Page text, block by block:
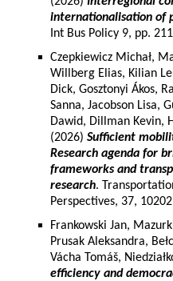
internationalisation of
Int Bus Policy 9, pp.
Czepkiewicz Michał,
Willberg Elias, Kilian
Dick, Gosztonyi Ákos,
Sanna, Jacobson Lisa,
Dawid, Dillman Kevin,
(2026) Sufficient
Research agenda for
frameworks and
research.
Perspectives, 37,
Frankowski Jan,
Prusak Aleksandra,
Vácha Tomáš,
efficiency and